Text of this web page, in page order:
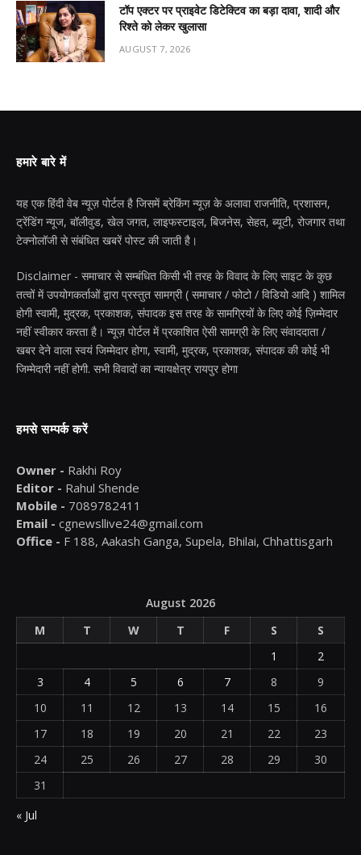
टॉप एक्टर पर प्राइवेट डिटेक्टिव का बड़ा दावा, शादी और
रिश्ते को लेकर खुलासा
AUGUST 7, 2026
हमारे बारे में
यह एक हिंदी वेब न्यूज़ पोर्टल है जिसमें ब्रेकिंग न्यूज़ के अलावा राजनीति, प्रशासन,
ट्रेंडिंग न्यूज, बॉलीवुड, खेल जगत, लाइफस्टाइल, बिजनेस, सेहत, ब्यूटी, रोजगार तथा
टेक्नोलॉजी से संबंधित खबरें पोस्ट की जाती है।
Disclaimer - समाचार से सम्बंधित किसी भी तरह के विवाद के लिए साइट के कुछ
तत्वों में उपयोगकर्ताओं द्वारा प्रस्तुत सामग्री ( समाचार / फोटो / विडियो आदि ) शामिल
होगी स्वामी, मुद्रक, प्रकाशक, संपादक इस तरह के सामग्रियों के लिए कोई ज़िम्मेदार
नहीं स्वीकार करता है। न्यूज़ पोर्टल में प्रकाशित ऐसी सामग्री के लिए संवाददाता /
खबर देने वाला स्वयं जिम्मेदार होगा, स्वामी, मुद्रक, प्रकाशक, संपादक की कोई भी
जिम्मेदारी नहीं होगी. सभी विवादों का न्यायक्षेत्र रायपुर होगा
हमसे सम्पर्क करें
Owner - Rakhi Roy
Editor - Rahul Shende
Mobile - 7089782411
Email - cgnewsllive24@gmail.com
Office - F 188, Aakash Ganga, Supela, Bhilai, Chhattisgarh
August 2026
M
T W T F S
S
1
2
3
4 5 6 7 8
9
10
11 12 13 14 15
16
17
18 19 20 21 22
23
24
25 26 27 28 29
30
31
« Jul